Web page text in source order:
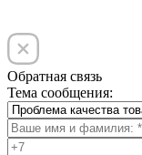
Обратная связь
Тема сообщения: